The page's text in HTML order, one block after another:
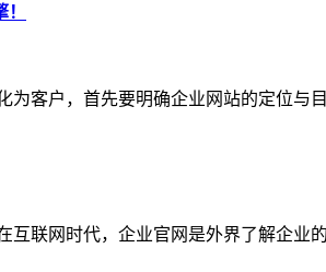
为客户，首先要明确企业网站的定位与
互联网时代，企业官网是外界了解企业